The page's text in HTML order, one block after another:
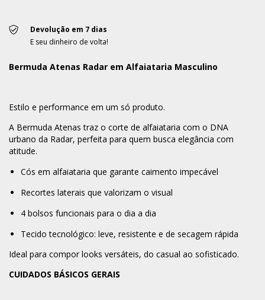
Devolução em 7 dias
E seu dinheiro de volta!
Bermuda Atenas Radar em Alfaiataria Masculino
Estilo e performance em um só produto.
A Bermuda Atenas traz o corte de alfaiataria com o DNA
urbano da Radar, perfeita para quem busca elegância com
atitude.
Cós em alfaiataria que garante caimento impecável
Recortes laterais que valorizam o visual
4 bolsos funcionais para o dia a dia
Tecido tecnológico: leve, resistente e de secagem rápida
Ideal para compor looks versáteis, do casual ao sofisticado.
CUIDADOS BÁSICOS GERAIS